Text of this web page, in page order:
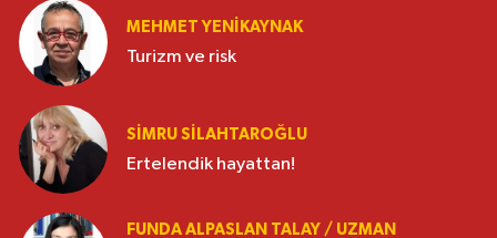
MEHMET YENIKAYNAK
Turizm ve risk
SIMRU SILAHTAROĞLU
Ertelendik hayattan!
FUNDA ALPASLAN TALAY / UZMAN